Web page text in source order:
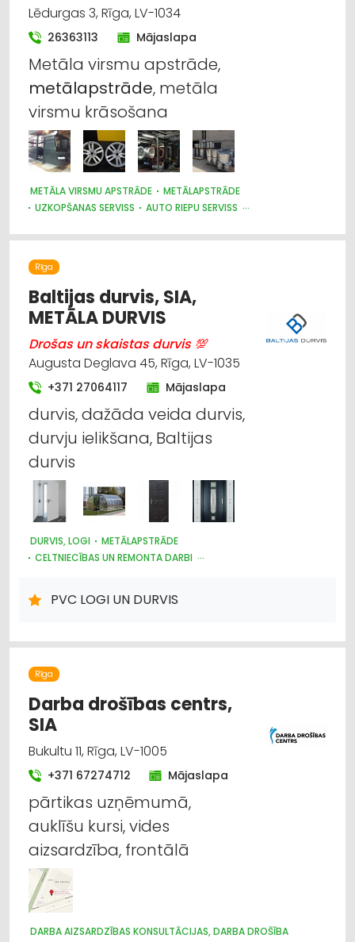
Lēdurgas 3, Rīga, LV-1034
26363113 Mājaslapa
Metāla virsmu apstrāde,
metālapstrāde, metāla
virsmu krāsošana
METĀLA VIRSMU APSTRĀDE
METĀLAPSTRĀDE
UZKOPŠANAS SERVISS
AUTO RIEPU SERVISS
Rīga
Baltijas durvis, SIA,
METĀLA DURVIS
Drošas un skaistas durvis 💯
Augusta Deglava 45, Rīga, LV-1035
+371 27064117 Mājaslapa
durvis, dažāda veida durvis,
durvju ielikšana, Baltijas
durvis
DURVIS, LOGI
METĀLAPSTRĀDE
CELTNIECĪBAS UN REMONTA DARBI
KRĀSNIS UN KAMĪNI
INTERNETVEIKALI, E-KOMERCIJA
PVC LOGI UN DURVIS
Rīga
Darba drošības centrs,
SIA
Bukultu 11, Rīga, LV-1005
+371 67274712 Mājaslapa
pārtikas uzņēmumā,
auklīšu kursi, vides
aizsardzība, frontālā
DARBA AIZSARDZĪBAS KONSULTĀCIJAS, DARBA DROŠĪBA